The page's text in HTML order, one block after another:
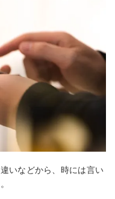
いなどから、時には言い